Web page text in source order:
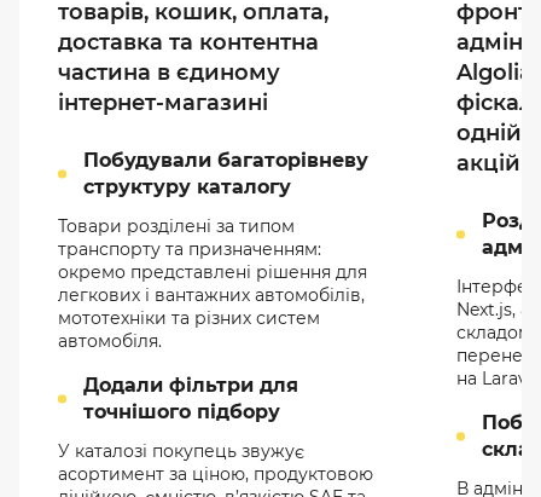
товарів, кошик, оплата,
доставка та контентна
частина в єдиному
інтернет-магазині
Побудували багаторівневу
структуру каталогу
Товари розділені за типом
транспорту та призначенням:
окремо представлені рішення для
легкових і вантажних автомобілів,
мототехніки та різних систем
автомобіля.
Додали фільтри для
точнішого підбору
У каталозі покупець звужує
асортимент за ціною, продуктовою
одній
акцій
Next.js, а
складом
на
В